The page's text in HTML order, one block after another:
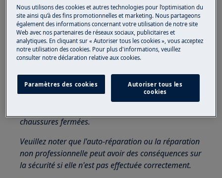
Solution
Avant toute opération de maintenance, éteignez
l'appareil et débranchez la fiche secteur de laprise.
appareils, pour les appareils lourds, il faut deux
personnes pour le déplacer.
chaussures fermées.
Veuillez noter que l'auto-réparation ou la réparation
non professionnelle peut avoir des conséquences sur
la sécurité si elle n'est pas effectuée correctement.
Nous utilisons des cookies et autres technologies pour l’optimisation du
site ainsi qu’à des fins promotionnelles et marketing. Nous partageons
également des informations concernant votre utilisation de notre site
Web avec nos partenaires de réseaux sociaux, publicitaires et
analytiques. En cliquant sur « Autoriser tous les cookies », vous acceptez
notre utilisation des cookies. Pour plus d'informations, veuillez
consulter notre déclaration relative aux cookies.
Paramètres des cookies
Autoriser tous les
cookies